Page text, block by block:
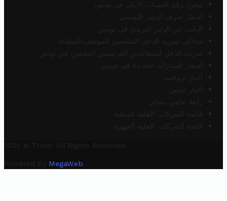
محول رقم الحساب الآيبان في تونس
أسعار صرف الدينار التونسي
البحث عن الرمز البريدي في تونس
محاكي ضريبة الدخل الشخصي للموظف/المتقاعد
ضريبة الدخل للمتقاعدين الفرنسيين المقيمين في تونس
أسعار السيارات الجديدة في تونس
أخبار تروفيت
أخبار تونس
رابط خلفي مجاني
قائمة الشركات الأهلية المحلية
قائمة الشركات الأهلية الجهوية
2025 © Trovit. All Rights Reserved.
Powered By MegaWeb